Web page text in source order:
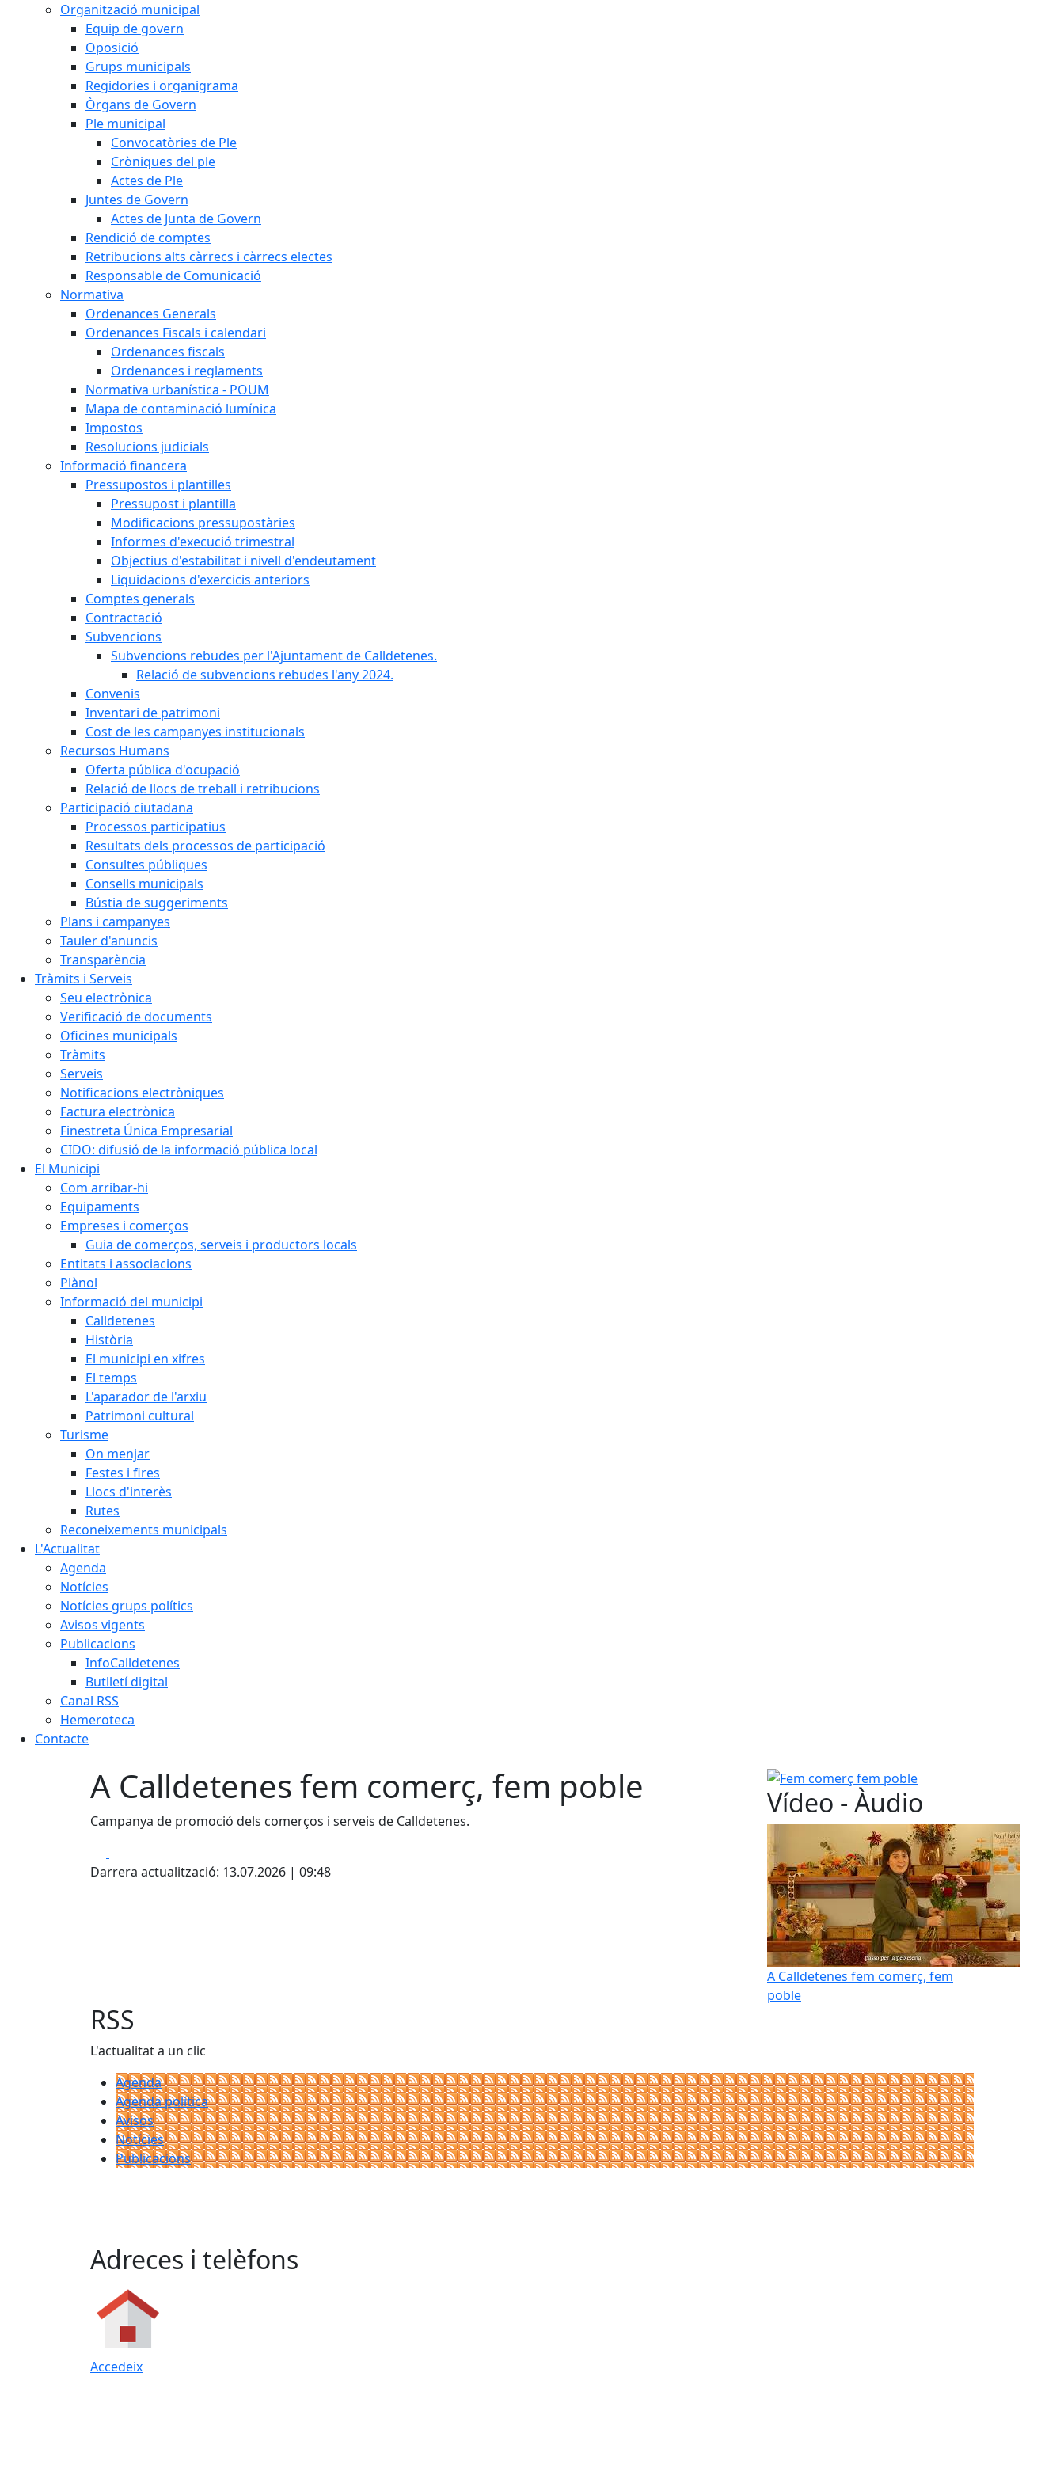
Organització municipal
Equip de govern
Oposició
Grups municipals
Regidories i organigrama
Òrgans de Govern
Ple municipal
Convocatòries de Ple
Cròniques del ple
Actes de Ple
Juntes de Govern
Actes de Junta de Govern
Rendició de comptes
Retribucions alts càrrecs i càrrecs electes
Responsable de Comunicació
Normativa
Ordenances Generals
Ordenances Fiscals i calendari
Ordenances fiscals
Ordenances i reglaments
Normativa urbanística - POUM
Mapa de contaminació lumínica
Impostos
Resolucions judicials
Informació financera
Pressupostos i plantilles
Pressupost i plantilla
Modificacions pressupostàries
Informes d'execució trimestral
Objectius d'estabilitat i nivell d'endeutament
Liquidacions d'exercicis anteriors
Comptes generals
Contractació
Subvencions
Subvencions rebudes per l'Ajuntament de Calldetenes.
Relació de subvencions rebudes l'any 2024.
Convenis
Inventari de patrimoni
Cost de les campanyes institucionals
Recursos Humans
Oferta pública d'ocupació
Relació de llocs de treball i retribucions
Participació ciutadana
Processos participatius
Resultats dels processos de participació
Consultes públiques
Consells municipals
Bústia de suggeriments
Plans i campanyes
Tauler d'anuncis
Transparència
Tràmits i Serveis
Seu electrònica
Verificació de documents
Oficines municipals
Tràmits
Serveis
Notificacions electròniques
Factura electrònica
Finestreta Única Empresarial
CIDO: difusió de la informació pública local
El Municipi
Com arribar-hi
Equipaments
Empreses i comerços
Guia de comerços, serveis i productors locals
Entitats i associacions
Plànol
Informació del municipi
Calldetenes
Història
El municipi en xifres
El temps
L'aparador de l'arxiu
Patrimoni cultural
Turisme
On menjar
Festes i fires
Llocs d'interès
Rutes
Reconeixements municipals
L'Actualitat
Agenda
Notícies
Notícies grups polítics
Avisos vigents
Publicacions
InfoCalldetenes
Butlletí digital
Canal RSS
Hemeroteca
Contacte
A Calldetenes fem comerç, fem poble
Campanya de promoció dels comerços i serveis de Calldetenes.
Darrera actualització: 13.07.2026 | 09:48
Fem comerç fem poble
Vídeo - Àudio
A Calldetenes fem comerç, fem
poble
RSS
L'actualitat a un clic
Agenda
Agenda política
Avisos
Notícies
Publicacions
Adreces i telèfons
Accedeix